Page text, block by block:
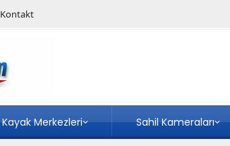
Kontakt
Kayak Merkezleri Sahil Kameraları